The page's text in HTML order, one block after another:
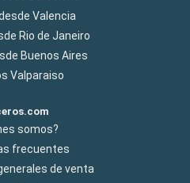
Valencia
Rio de Janeiro
Buenos Aires
Valparaiso
somos?
frecuentes
de venta